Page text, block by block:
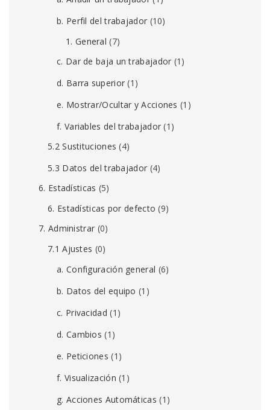
b. Perfil del trabajador (10)
1. General (7)
c. Dar de baja un trabajador (1)
d. Barra superior (1)
e. Mostrar/Ocultar y Acciones (1)
f. Variables del trabajador (1)
5.2 Sustituciones (4)
5.3 Datos del trabajador (4)
6. Estadísticas (5)
6. Estadísticas por defecto (9)
7. Administrar (0)
7.1 Ajustes (0)
a. Configuración general (6)
b. Datos del equipo (1)
c. Privacidad (1)
d. Cambios (1)
e. Peticiones (1)
f. Visualización (1)
g. Acciones Automáticas (1)